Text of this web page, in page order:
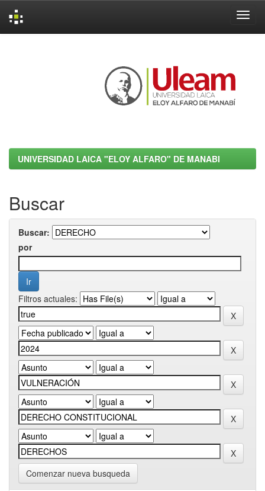
UNIVERSIDAD LAICA "ELOY ALFARO" DE MANABI
Buscar
Buscar:
por
Filtros actuales:
Comenzar nueva busqueda